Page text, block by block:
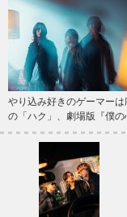
やり込み好きのゲーマー
の「ハク」、劇場版『僕